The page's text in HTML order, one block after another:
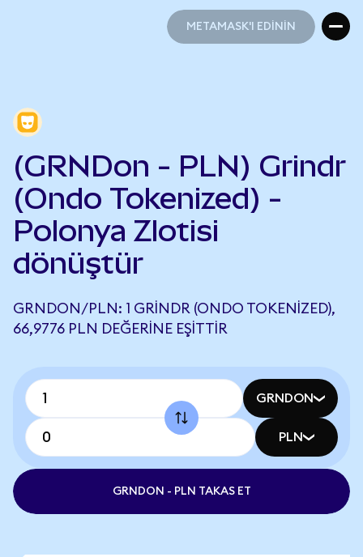
METAMASK'I EDİNİN
(GRNDon - PLN) Grindr
(Ondo Tokenized) -
Polonya Zlotisi
dönüştür
GRNDON/PLN: 1 GRINDR (ONDO TOKENIZED),
66,9776 PLN DEĞERINE EŞITTIR
GRNDON
PLN
GRNDON - PLN TAKAS ET